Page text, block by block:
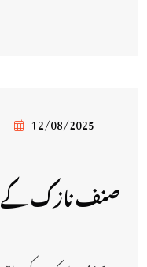
12/08/2025
صنف نازک کے